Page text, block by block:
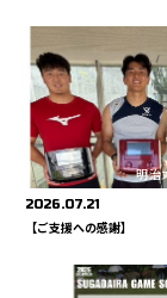
明治
2026.07.21
【ご支援への感謝】